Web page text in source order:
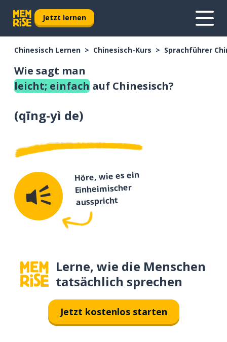
Jetzt lernen
Chinesisch Lernen Chinesisch-Kurs Sprachführer
Wie sagt man
leicht; einfach auf Chinesisch?
(qīng-yì de)
Höre, wie es ein
Einheimischer
ausspricht
Lerne, wie die Menschen
tatsächlich sprechen
Jetzt kostenlos starten